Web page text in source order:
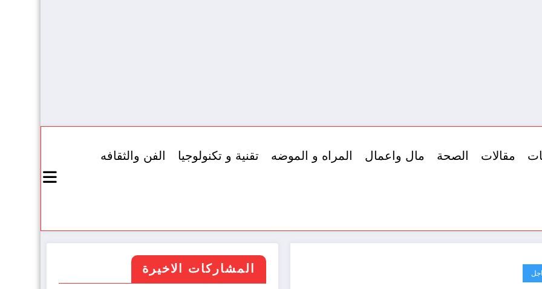
مقالات الصحة مال واعمال المراه و الموضه تقنية و تكنولوجيا الفن والثقافه
المشاركات الاخيرة